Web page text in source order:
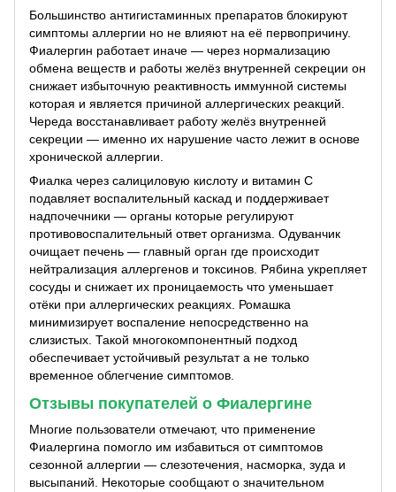
Большинство антигистаминных препаратов блокируют
симптомы аллергии но не влияют на её первопричину.
Фиалергин работает иначе — через нормализацию
обмена веществ и работы желёз внутренней секреции он
снижает избыточную реактивность иммунной системы
которая и является причиной аллергических реакций.
Череда восстанавливает работу желёз внутренней
секреции — именно их нарушение часто лежит в основе
хронической аллергии.
Фиалка через салициловую кислоту и витамин C
подавляет воспалительный каскад и поддерживает
надпочечники — органы которые регулируют
противовоспалительный ответ организма. Одуванчик
очищает печень — главный орган где происходит
нейтрализация аллергенов и токсинов. Рябина укрепляет
сосуды и снижает их проницаемость что уменьшает
отёки при аллергических реакциях. Ромашка
минимизирует воспаление непосредственно на
слизистых. Такой многокомпонентный подход
обеспечивает устойчивый результат а не только
временное облегчение симптомов.
Отзывы покупателей о Фиалергине
Многие пользователи отмечают, что применение
Фиалергина помогло им избавиться от симптомов
сезонной аллергии — слезотечения, насморка, зуда и
высыпаний. Некоторые сообщают о значительном